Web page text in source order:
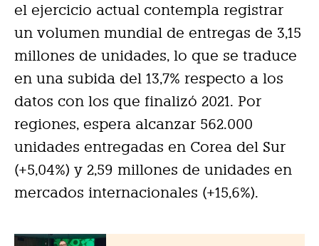
el ejercicio actual contempla registrar
un volumen mundial de entregas de 3,15
millones de unidades, lo que se traduce
en una subida del 13,7% respecto a los
datos con los que finalizó 2021. Por
regiones, espera alcanzar 562.000
unidades entregadas en Corea del Sur
(+5,04%) y 2,59 millones de unidades en
mercados internacionales (+15,6%).